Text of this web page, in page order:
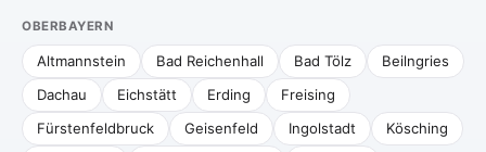
OBERBAYERN
Altmannstein Bad Reichenhall Bad Tölz
Beilngries
Dachau
Eichstätt Erding
Freising
Fürstenfeldbruck
Geisenfeld Ingolstadt
Kösching